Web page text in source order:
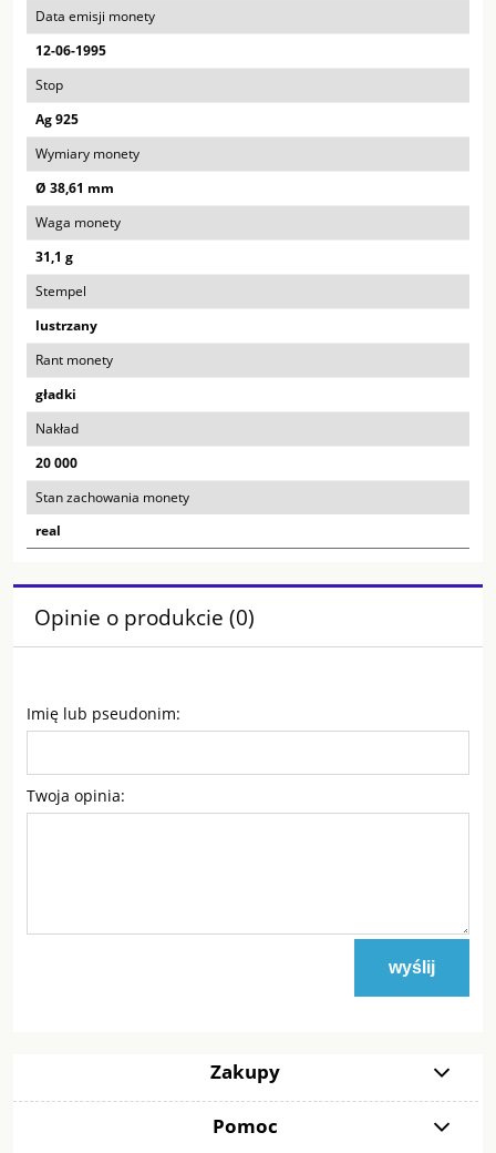
Data emisji monety
12-06-1995
Stop
Ag 925
Wymiary monety
Ø 38,61 mm
Waga monety
31,1 g
Stempel
lustrzany
Rant monety
gładki
Nakład
20 000
Stan zachowania monety
real
Opinie o produkcie (0)
Imię lub pseudonim:
Twoja opinia:
wyślij
Zakupy
Pomoc